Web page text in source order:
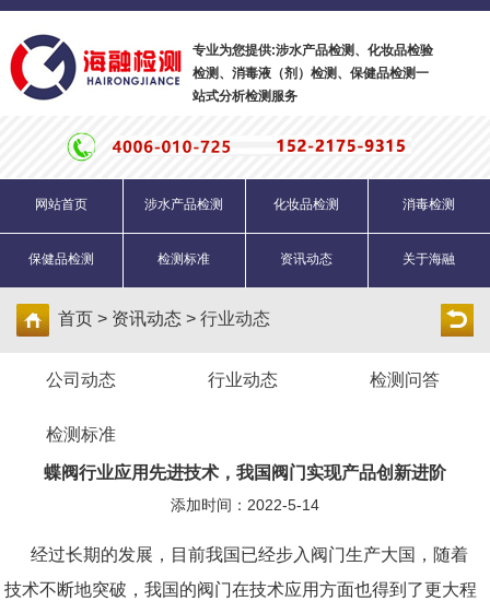
专业为您提供:涉水产品检测、化妆品检验
检测、消毒液（剂）检测、保健品检测一
站式分析检测服务
网站首页 涉水产品检测 化妆品检测 消毒检测
保健品检测 检测标准 资讯动态 关于海融
首页 > 资讯动态 > 行业动态
公司动态 行业动态 检测问答
检测标准
蝶阀行业应用先进技术，我国阀门实现产品创新进阶
添加时间：2022-5-14
经过长期的发展，目前我国已经步入阀门生产大国，随着
技术不断地突破，我国的阀门在技术应用方面也得到了更大程